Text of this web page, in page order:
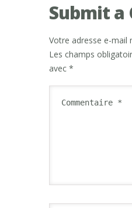
Submit a
Votre adresse e-mail
Les champs
avec *